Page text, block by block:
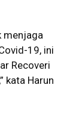
menjaga
19, ini
Recoveri
kata Harun